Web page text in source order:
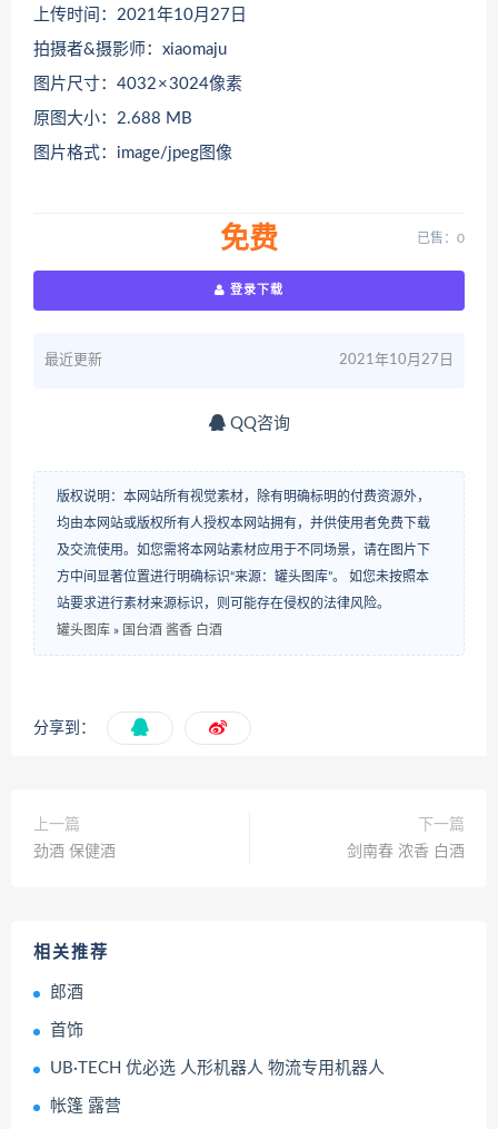
上传时间：2021年10月27日
拍摄者&摄影师：xiaomaju
图片尺寸：4032 × 3024像素
原图大小：2.688 MB
图片格式：image/jpeg图像
免费 已售：0
登录下载
最近更新 2021年10月27日
QQ咨询
版权说明：本网站所有视觉素材，除有明确标明的付费资源外，
均由本网站或版权所有人授权本网站拥有，并供使用者免费下载
及交流使用。如您需将本网站素材应用于不同场景，请在图片下
方中间显著位置进行明确标识“来源：罐头图库”。 如您未按照本
站要求进行素材来源标识，则可能存在侵权的法律风险。
罐头图库 » 国台酒 酱香 白酒
分享到：
上一篇
劲酒 保健酒
下一篇
剑南春 浓香 白酒
相关推荐
郎酒
首饰
UB·TECH 优必选 人形机器人 物流专用机器人
帐篷 露营